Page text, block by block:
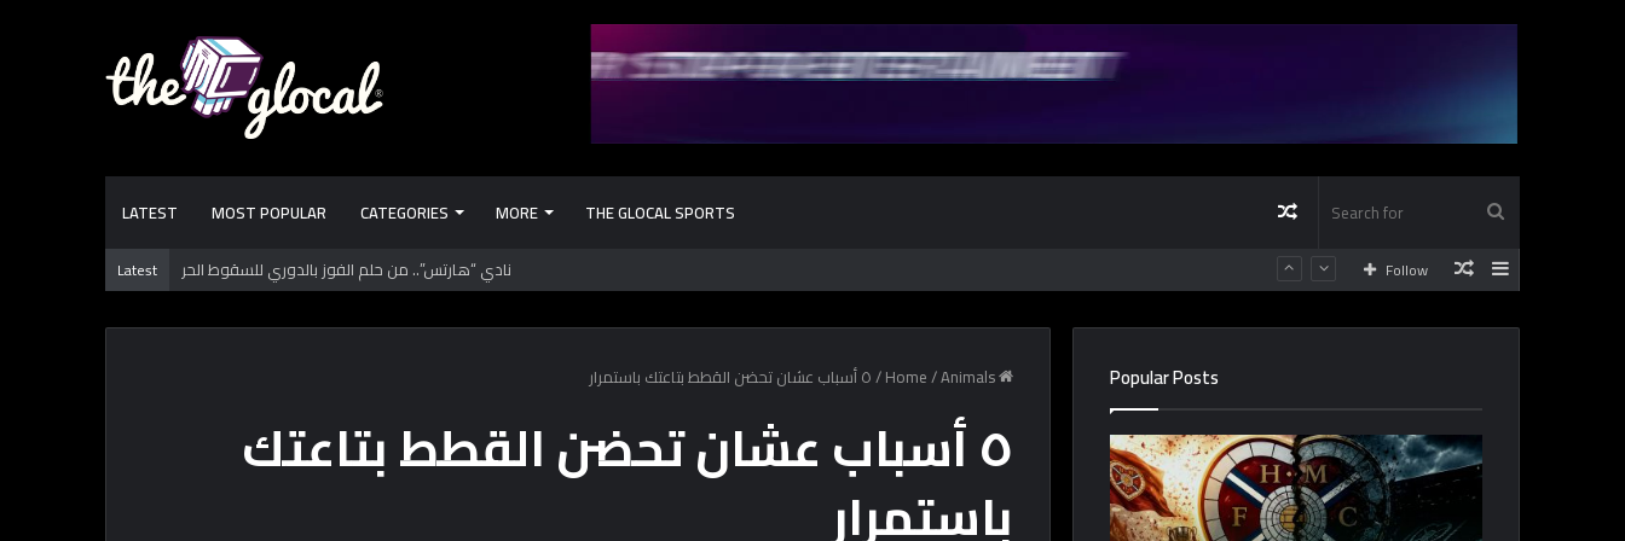
LATEST MOST POPULAR CATEGORIES MORE THE GLOCAL SPORTS
for
Random
Article
Latest كل حاجة محتاج تعرفها عن طرابزون سبور.. فريق “محمد صـلاح” الجديد
Random
Follow
/Animals
/٥ أسباب عشان تحضن القطط بتاعتك باستمرار
٥ أسباب عشان تحضن القطط بتاعتك
باستمرار
Popular Posts